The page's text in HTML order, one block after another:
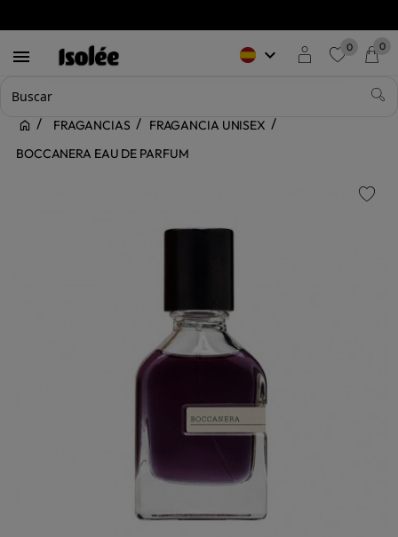
 keyboard_arrow_down 0 0
FRAGANCIAS
FRAGANCIA UNISEX
BOCCANERA EAU DE PARFUM